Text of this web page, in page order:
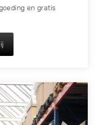
en gratis